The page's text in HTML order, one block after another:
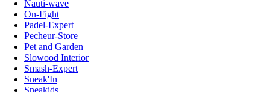
Nauti-wave
On-Fight
Padel-Expert
Pecheur-Store
Pet and Garden
Slowood Interior
Smash-Expert
Sneak'In
Sneakids